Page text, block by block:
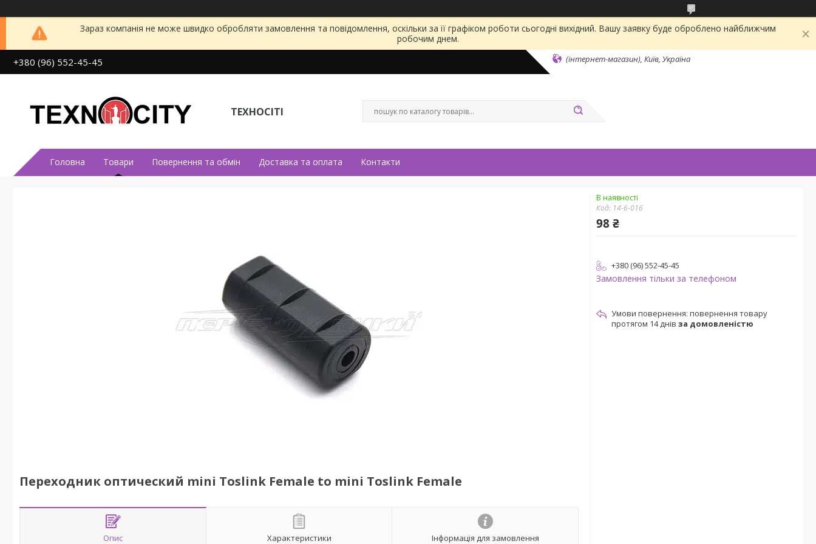
Зараз компанія не може швидко обробляти замовлення та повідомлення, оскільки за її графіком роботи сьогодні вихідний. Вашу заявку буде оброблено найближчим
робочим днем.
+380 (96) 552-45-45 (інтернет-магазин), Київ, Україна
ТЕХНОСІТІ
Головна Товари Повернення та обмін Доставка та оплата Контакти
Переходник оптический mini Toslink Female to mini Toslink Female
Опис Характеристики Інформація для замовлення
В наявності
Код: 14-6-016
98 ₴
+380 (96) 552-45-45
Замовлення тільки за телефоном
повернення товару
протягом 14 днів за домовленістю